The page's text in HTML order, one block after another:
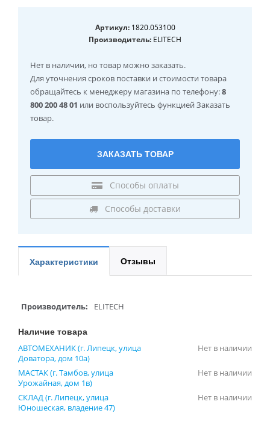
Артикул:1820.053100
Производитель: ELITECH
Нет в наличии, но товар можно заказать.
Для уточнения сроков поставки и стоимости товара
обращайтесь к менеджеру магазина по телефону:8
800 200 48 01 или воспользуйтесь функцией Заказать
товар.
ЗАКАЗАТЬ ТОВАР
Способы оплаты
Способы доставки
Характеристики Отзывы
Производитель: ELITECH
Наличие товара
АВТОМЕХАНИК (г. Липецк, улица
Доватора, дом 10а)
Нет в наличии
МАСТАК (г. Тамбов, улица
Урожайная, дом 1в)
Нет в наличии
СКЛАД (г. Липецк, улица
Юношеская, владение 47)
Нет в наличии